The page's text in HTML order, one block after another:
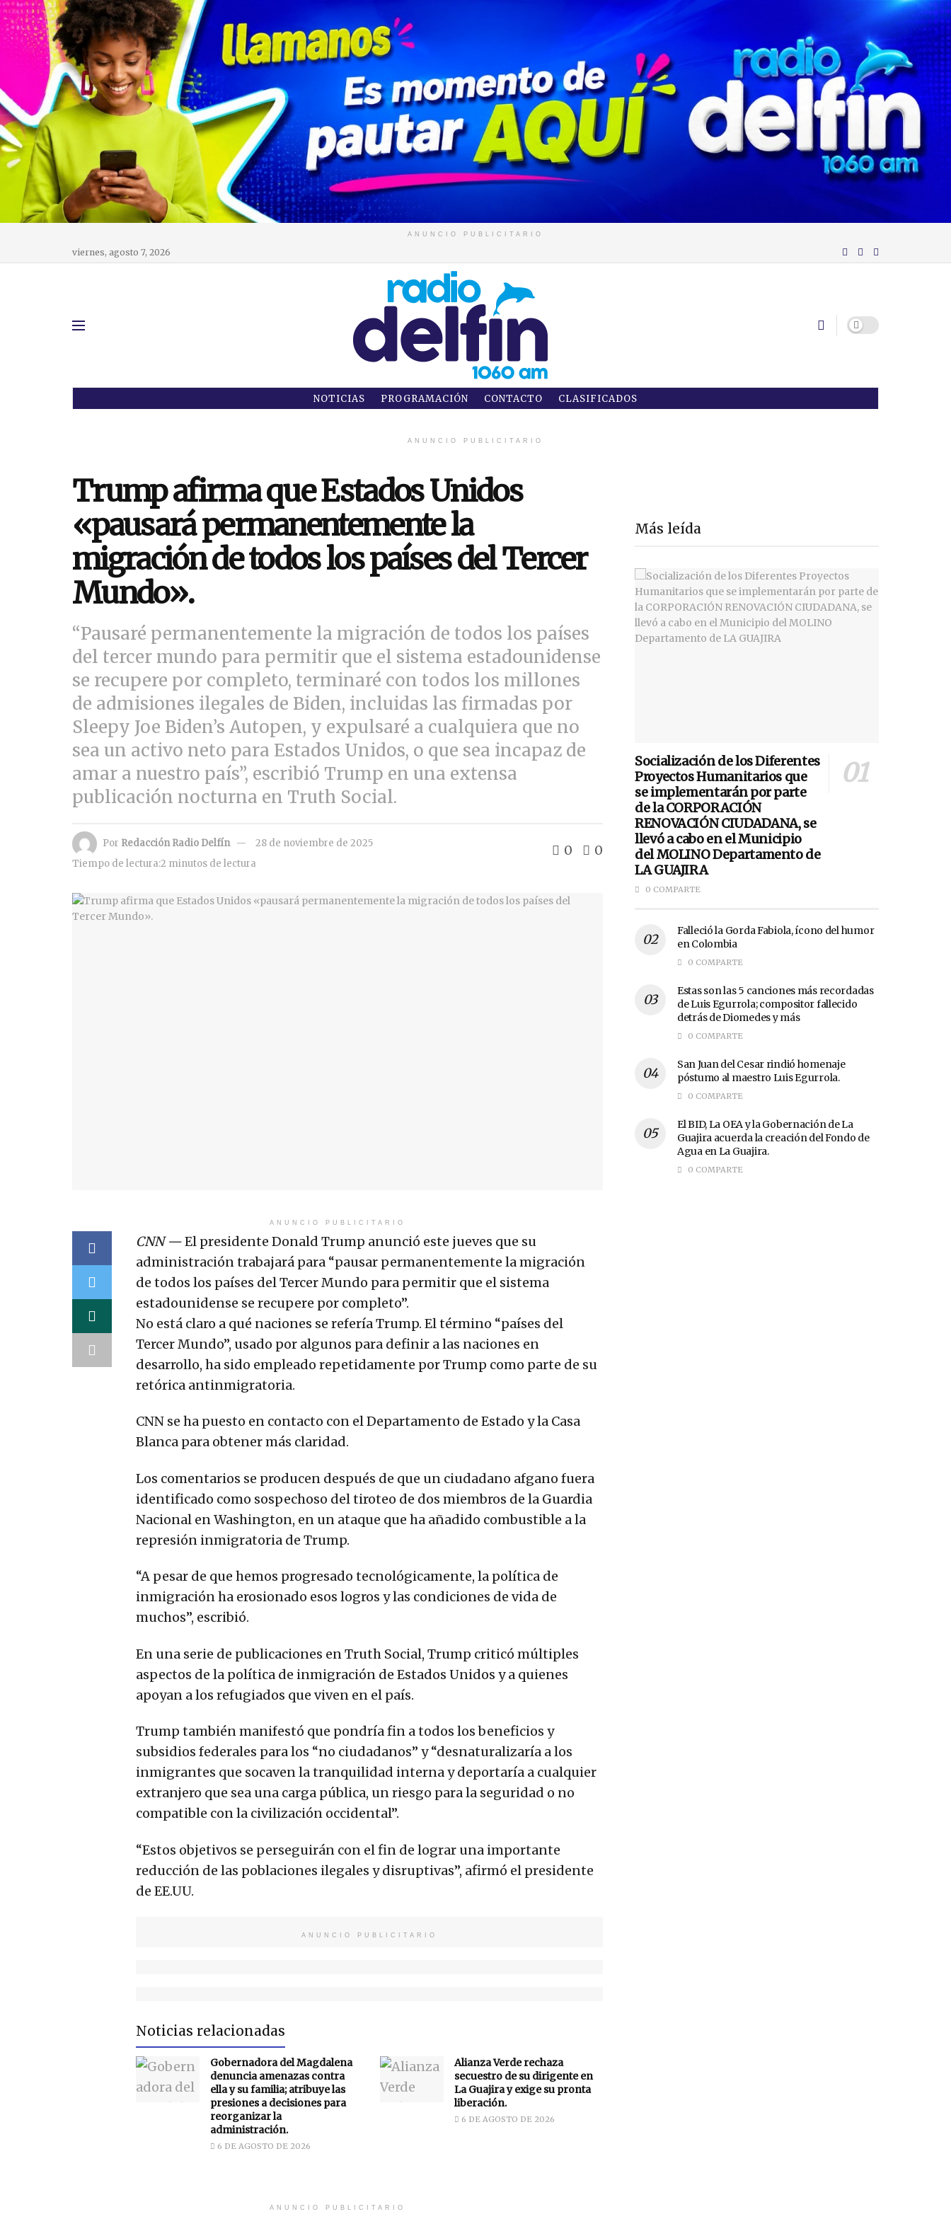
ANUNCIO PUBLICITARIO
viernes, agosto 7, 2026
NOTICIAS PROGRAMACIÓN CONTACTO CLASIFICADOS
ANUNCIO PUBLICITARIO
Trump afirma que Estados Unidos
«pausará permanentemente la
migración de todos los países del Tercer
Mundo».
“Pausaré permanentemente la migración de todos los países
del tercer mundo para permitir que el sistema estadounidense
se recupere por completo, terminaré con todos los millones
de admisiones ilegales de Biden, incluidas las firmadas por
Sleepy Joe Biden’s Autopen, y expulsaré a cualquiera que no
sea un activo neto para Estados Unidos, o que sea incapaz de
amar a nuestro país”, escribió Trump en una extensa
publicación nocturna en Truth Social.
Por Redacción Radio Delfín
28 de noviembre de 2025
Tiempo de lectura:2 minutos de lectura
0 0
ANUNCIO PUBLICITARIO
CNN—El presidente Donald Trump anunció este jueves que su
administración trabajará para “pausar permanentemente la migración
de todos los países del Tercer Mundo para permitir que el sistema
estadounidense se recupere por completo”.
No está claro a qué naciones se refería Trump. El término “países del
Tercer Mundo”, usado por algunos para definir a las naciones en
desarrollo, ha sido empleado repetidamente por Trump como parte de su
retórica antinmigratoria.
CNN se ha puesto en contacto con el Departamento de Estado y la Casa
Blanca para obtener más claridad.
Los comentarios se producen después de que un ciudadano afgano fuera
identificado como sospechoso del tiroteo de dos miembros de la Guardia
Nacional en Washington, en un ataque que ha añadido combustible a la
represión inmigratoria de Trump.
“A pesar de que hemos progresado tecnológicamente, la política de
inmigración ha erosionado esos logros y las condiciones de vida de
muchos”, escribió.
En una serie de publicaciones en Truth Social, Trump criticó múltiples
aspectos de la política de inmigración de Estados Unidos y a quienes
apoyan a los refugiados que viven en el país.
Trump también manifestó que pondría fin a todos los beneficios y
subsidios federales para los “no ciudadanos” y “desnaturalizaría a los
inmigrantes que socaven la tranquilidad interna y deportaría a cualquier
extranjero que sea una carga pública, un riesgo para la seguridad o no
compatible con la civilización occidental”.
“Estos objetivos se perseguirán con el fin de lograr una importante
reducción de las poblaciones ilegales y disruptivas”, afirmó el presidente
de EE.UU.
ANUNCIO PUBLICITARIO
Noticias relacionadas
Gobernadora del Magdalena
denuncia amenazas contra
ella y su familia; atribuye las
presiones a decisiones para
reorganizar la
administración.
6 DE AGOSTO DE 2026
Alianza Verde rechaza
secuestro de su dirigente en
La Guajira y exige su pronta
liberación.
6 DE AGOSTO DE 2026
ANUNCIO PUBLICITARIO
Más leída
Socialización de los Diferentes
Proyectos Humanitarios que
se implementarán por parte
de la CORPORACIÓN
RENOVACIÓN CIUDADANA, se
llevó a cabo en el Municipio
del MOLINO Departamento de
LA GUAJIRA
0 COMPARTE
Falleció la Gorda Fabiola, ícono del humor
en Colombia
0 COMPARTE
Estas son las 5 canciones más recordadas
de Luis Egurrola; compositor fallecido
detrás de Diomedes y más
0 COMPARTE
San Juan del Cesar rindió homenaje
póstumo al maestro Luis Egurrola.
0 COMPARTE
El BID, La OEA y la Gobernación de La
Guajira acuerda la creación del Fondo de
Agua en La Guajira.
0 COMPARTE